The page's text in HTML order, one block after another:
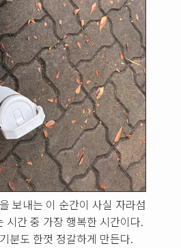
보내는 이 순간이 사실 자라섬
시간 중 가장 행복한 시간이다.
분도 한껏 정갈하게 만든다.